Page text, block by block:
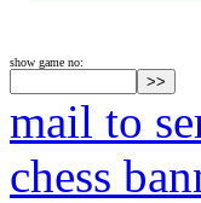
show game no:
mail to
chess